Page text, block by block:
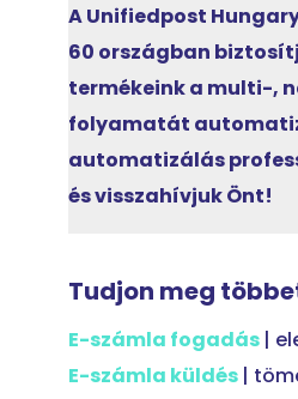
A Unifiedpost
60 országban
termékeink a multi-,
folyamatát
automatizálás
és visszahívjuk Önt!
Tudjon meg
E-számla fogadás |
E-számla küldés |